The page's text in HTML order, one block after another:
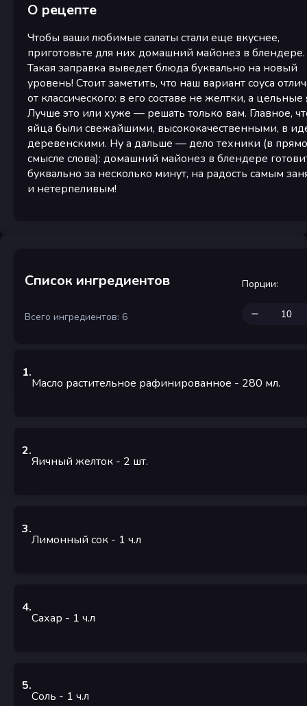
О рецепте
Чтобы ваши любимые салаты стали еще вкуснее,
приготовьте для них домашний майонез в блендере.
Такая заправка выведет блюда буквально на новый
уровень! Стоит заметить, что наш вариант соуса
от классического: в его составе не желтки, а цельные
Лучше это или хуже — решать только вам. Главное,
яйца были свежайшими, высококачественными, в
деревенскими. Ну а дальше — дело техники (в
смысле слова): домашний майонез в блендере
буквально за несколько минут, на радость самым
и нетерпеливым!
Список ингредиентов
Всего ингредиентов: 6
Порции:
1.
Масло растительное рафинированное - 280 мл.
2.
Яичный желток - 2 шт.
3.
Лимонный сок - 1 ч.л
4.
Сахар - 1 ч.л
5.
Соль - 1 ч.л